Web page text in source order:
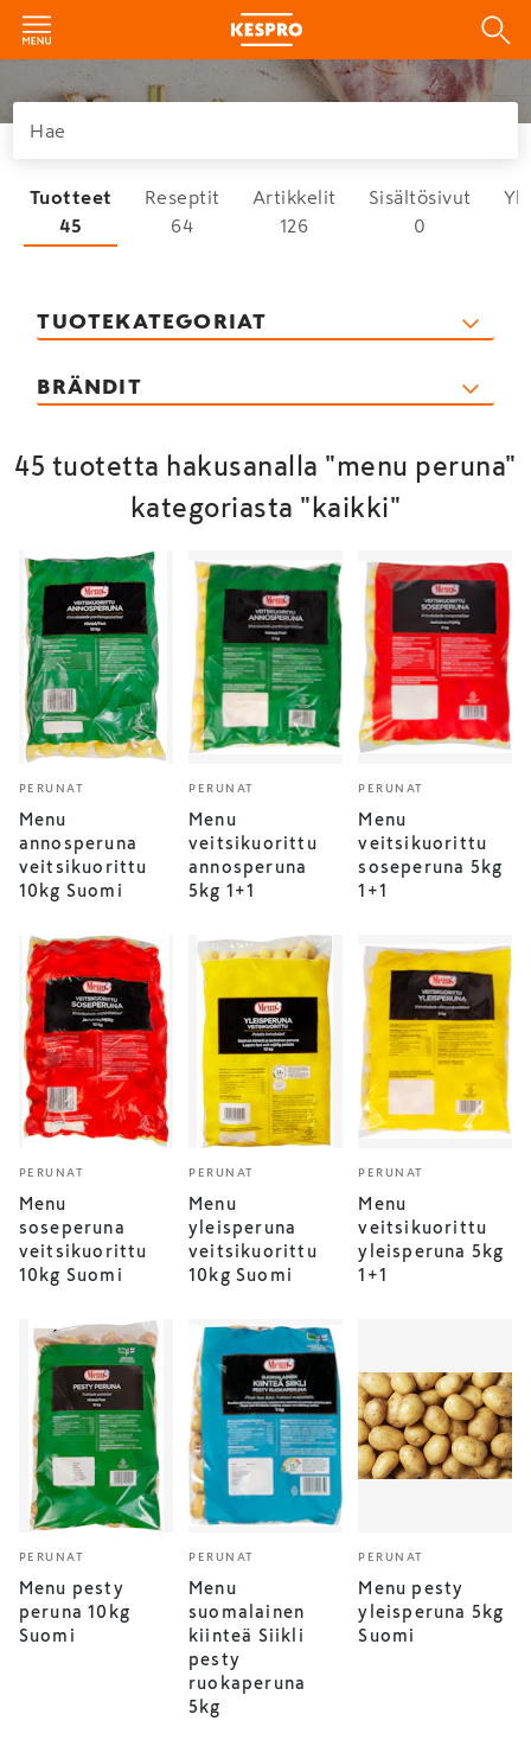
Tuotteet
45
Reseptit
64
Artikkelit
126
Sisältösivut
0
TUOTEKATEGORIAT
BRÄNDIT
45 tuotetta hakusanalla "menu peruna"
kategoriasta "kaikki"
PERUNAT
Menu
annosperuna
veitsikuorittu
10kg Suomi
PERUNAT
Menu
veitsikuorittu
annosperuna
5kg 1+1
PERUNAT
Menu
veitsikuorittu
soseperuna 5kg
1+1
PERUNAT
Menu
soseperuna
veitsikuorittu
10kg Suomi
PERUNAT
Menu
yleisperuna
veitsikuorittu
10kg Suomi
PERUNAT
Menu
veitsikuorittu
yleisperuna 5kg
1+1
PERUNAT
Menu pesty
peruna 10kg
Suomi
PERUNAT
Menu
suomalainen
kiinteä Siikli
pesty
ruokaperuna
5kg
PERUNAT
Menu pesty
yleisperuna 5kg
Suomi